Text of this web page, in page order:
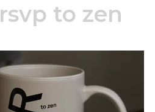
rsvp to zen